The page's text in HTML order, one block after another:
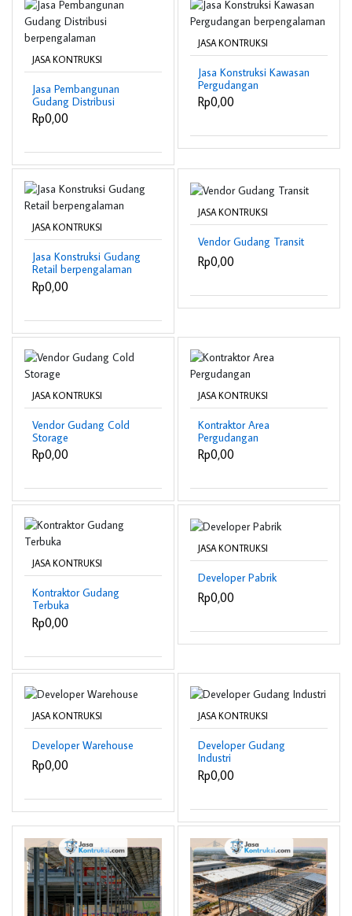
JASA KONTRUKSI
Jasa Pembangunan
Gudang Distribusi
berpengalaman
Rp0,00
JASA KONTRUKSI
Jasa Konstruksi Kawasan
Pergudangan
berpengalaman
Rp0,00
JASA KONTRUKSI
Jasa Konstruksi Gudang
Retail berpengalaman
Rp0,00
JASA KONTRUKSI
Vendor Gudang Transit
Rp0,00
JASA KONTRUKSI
Vendor Gudang Cold
Storage
Rp0,00
JASA KONTRUKSI
Kontraktor Area
Pergudangan
Rp0,00
JASA KONTRUKSI
Kontraktor Gudang
Terbuka
Rp0,00
JASA KONTRUKSI
Developer Pabrik
Rp0,00
JASA KONTRUKSI
Developer Warehouse
Rp0,00
JASA KONTRUKSI
Developer Gudang
Industri
Rp0,00